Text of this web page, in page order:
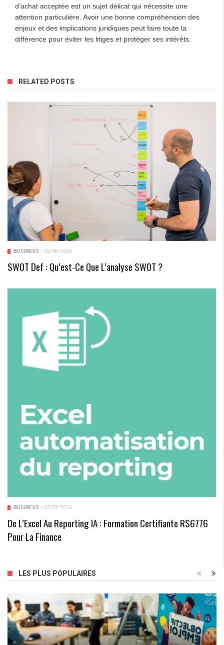
d’achat acceptée est un sujet délicat qui nécessite une
attention particulière. Avoir une bonne compréhension des
enjeux et des implications juridiques peut faire toute la
différence pour éviter les litiges et protéger ses intérêts.
RELATED POSTS
BUSINESS / 02/08/2026
SWOT Def : Qu’est-Ce Que L’analyse SWOT ?
BUSINESS / 07/07/2026
De L’Excel Au Reporting IA : Formation Certifiante RS6776
Pour La Finance
LES PLUS POPULAIRES